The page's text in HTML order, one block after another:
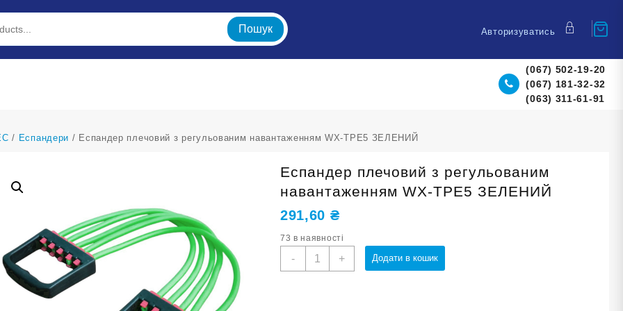
Пошук Авторизуватись
(067) 502-19-20
(067) 181-32-32
(063) 311-61-91
/ Еспандери / Еспандер плечовий з регульованим навантаженням WX-TPE5 ЗЕЛЕНИЙ
Еспандер плечовий з регульованим
навантаженням WX-TPE5 ЗЕЛЕНИЙ
291,60 ₴
73 в наявності
-
Еспандер
+ Додати в кошик